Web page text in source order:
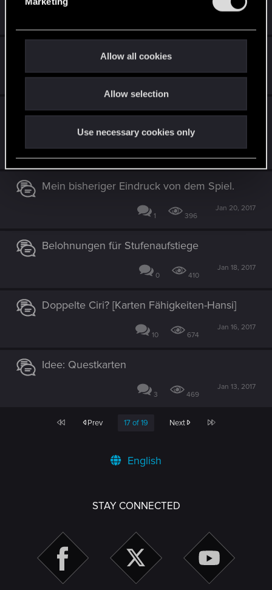
Allow all cookies
Allow selection
Use necessary cookies only
Jan 23, 2017
Revanche nach dem Spiel?
Jan 22, 2017
Ein Hinweis, dass man die Beta auf deutsch
spielen kann wäre nett
2 1K
Jan 21, 2017
Mein bisheriger Eindruck von dem Spiel.
1 396
Jan 20, 2017
Belohnungen für Stufenaufstiege
0 410
Jan 18, 2017
Doppelte Ciri? [Karten Fähigkeiten-Hansi]
10 674
Jan 16, 2017
Idee: Questkarten
3 469
Jan 13, 2017
First Prev 17 of 19 Next Last
English
STAY CONNECTED